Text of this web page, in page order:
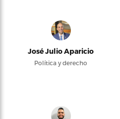
José Julio Aparicio
Política y derecho